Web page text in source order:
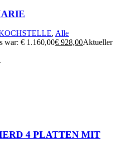
, Alle
war: € 1.160,00€ 928,00Aktueller
4 PLATTEN MIT